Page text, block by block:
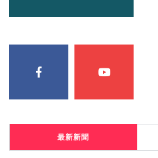
最新新聞